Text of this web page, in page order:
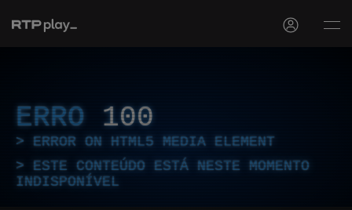
ERRO 100
ERROR ON HTML5 MEDIA ELEMENT
ESTE CONTEÚDO ESTÁ NESTE MOMENTO
INDISPONÍVEL